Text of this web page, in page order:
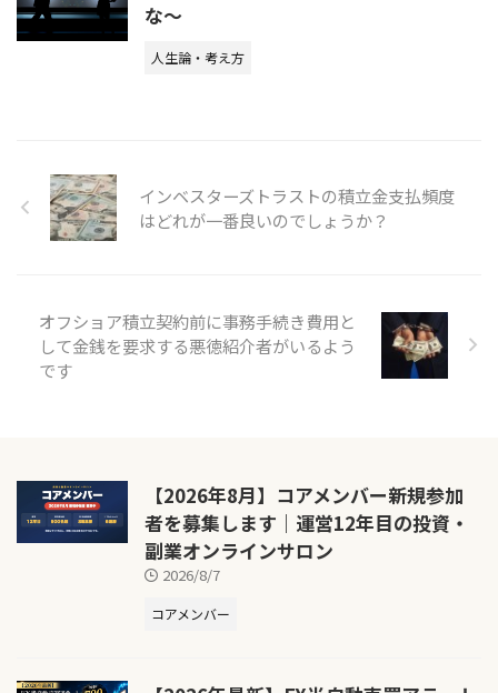
な〜
人生論・考え方
インベスターズトラストの積立金支払頻度
はどれが一番良いのでしょうか？
オフショア積立契約前に事務手続き費用と
して金銭を要求する悪徳紹介者がいるよう
です
【2026年8月】コアメンバー新規参加
者を募集します｜運営12年目の投資・
副業オンラインサロン
2026/8/7
コアメンバー